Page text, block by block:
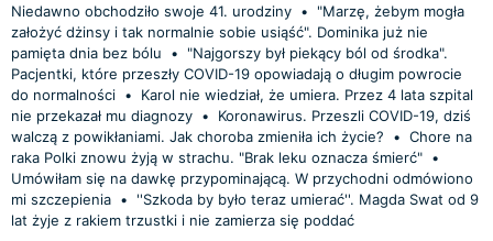
Niedawno obchodziło swoje 41. urodziny •
"Marzę, żebym mogła
założyć dżinsy i tak normalnie sobie usiąść". Dominika już nie
pamięta dnia bez bólu
•
"Najgorszy był piekący ból od środka".
Pacjentki, które przeszły COVID-19 opowiadają o długim powrocie
do normalności •
Karol nie wiedział, że umiera. Przez 4 lata szpital
nie przekazał mu diagnozy •
Koronawirus. Przeszli COVID-19, dziś
walczą z powikłaniami. Jak choroba zmieniła ich życie?
• Chore na
raka Polki znowu żyją w strachu. "Brak leku oznacza śmierć" •
Umówiłam się na dawkę przypominającą. W przychodni odmówiono
mi szczepienia •
''Szkoda by było teraz umierać''. Magda Swat od 9
lat żyje z rakiem trzustki i nie zamierza się poddać